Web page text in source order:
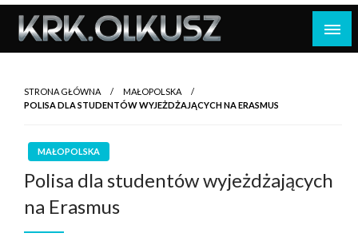
Skip
content
STRONA GŁÓWNA
MAŁOPOLSKA
POLISA DLA STUDENTÓW WYJEŻDŻAJĄCYCH NA ERASMUS
MAŁOPOLSKA
Polisa dla studentów wyjeżdżających
na Erasmus